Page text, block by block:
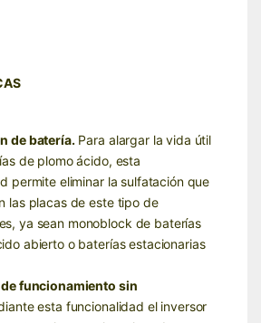
de batería.Para alargar la vida útil
de plomo ácido, esta
permite eliminar la sulfatación que
las placas de este tipo de
ya sean monoblock de baterías
abierto o baterías estacionarias
funcionamiento sin
esta funcionalidad el inversor